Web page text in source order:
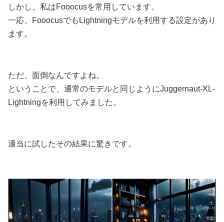
しかし、私はFooocusを常用しています。
一応、FooocusでもLightningモデルを利用する設定があり
ます。
ただ、面倒なんですよね。
ということで、通常のモデルと同じようにJuggernaut-XL-
Lightningを利用してみました。
適当に試したその結果に驚きです。